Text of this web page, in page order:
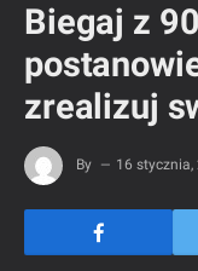
Biegaj z
zrealizuj
By 16 stycznia,